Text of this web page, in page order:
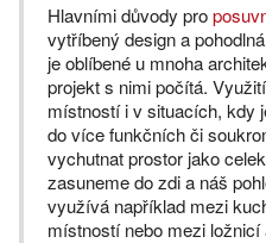
Hlavními důvody pro
vytříbený design a
je oblíbené u mnoha
projekt s nimi počítá.
místností i v situacích, kdy
do více funkčních či
vychutnat prostor jako
zasuneme do zdi a náš
využívá například mezi
místností nebo mezi ložnicí